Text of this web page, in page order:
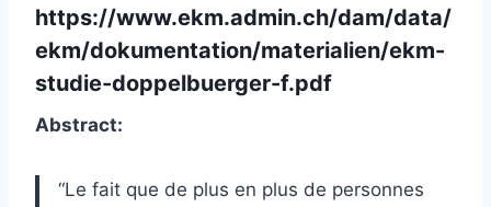
https://www.ekm.admin.ch/dam/data/
ekm/dokumentation/materialien/ekm-
studie-doppelbuerger-f.pdf
Abstract:
“Le fait que de plus en plus de personnes